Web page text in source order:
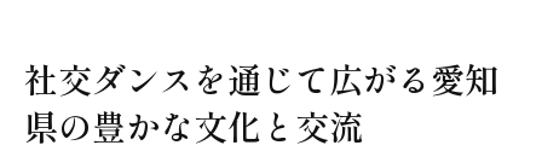
社交ダンスを通じて広がる愛知
県の豊かな文化と交流